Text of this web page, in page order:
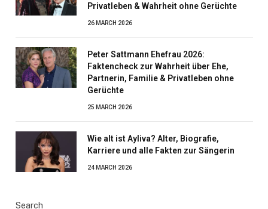
Privatleben & Wahrheit ohne Gerüchte
26 MARCH 2026
Peter Sattmann Ehefrau 2026:
Faktencheck zur Wahrheit über Ehe,
Partnerin, Familie & Privatleben ohne
Gerüchte
25 MARCH 2026
Wie alt ist Ayliva? Alter, Biografie,
Karriere und alle Fakten zur Sängerin
24 MARCH 2026
Search